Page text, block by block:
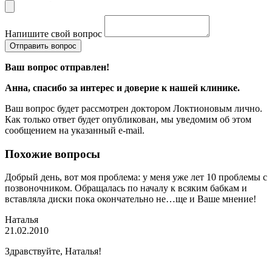
Напишите свой вопрос
Отправить вопрос
Ваш вопрос отправлен!
Анна, спасибо за интерес и доверие к нашей клинике.
Ваш вопрос будет рассмотрен доктором Локтионовым лично.
Как только ответ будет опубликован, мы уведомим об этом
сообщением на указанный e-mail.
Похожие вопросы
Добрый день, вот моя проблема: у меня уже лет 10 проблемы с
позвоночником. Обращалась по началу к всяким бабкам и
вставляла диски пока окончательно не…ще и Ваше мнение!
Наталья
21.02.2010
Здравствуйте, Наталья!